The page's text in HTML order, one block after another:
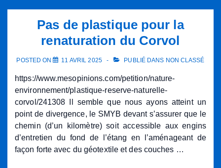
Pas de plastique pour la
renaturation du Corvol
POSTED ON 11 AVRIL 2025 PUBLIÉ DANS NON CLASSÉ
https://www.mesopinions.com/petition/nature-
environnement/plastique-reserve-naturelle-
corvol/241308 Il semble que nous ayons atteint un
point de divergence, le SMYB devant s’assurer que le
chemin (d’un kilomètre) soit accessible aux engins
d’entretien du fond de l’étang en l’aménageant de
façon forte avec du géotextile et des couches …